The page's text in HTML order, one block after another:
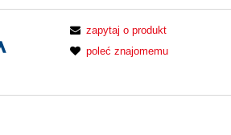
zapytaj o produkt
poleć znajomemu